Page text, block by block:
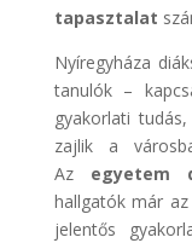
tapasztalat
Nyíregyháza
tanulók –
gyakorlati
zajlik a
Az
egyetem
hallgatók már
jelentős